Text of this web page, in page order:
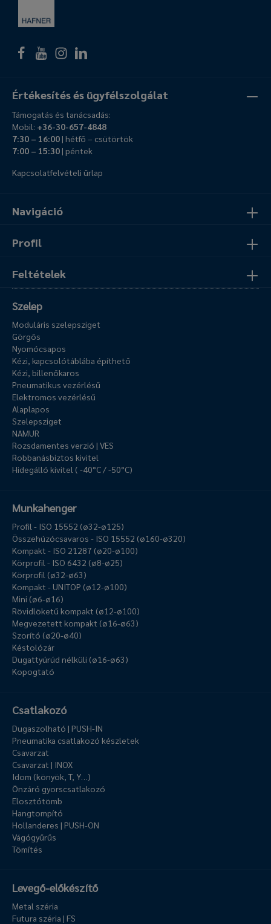
Navigáció
Profil
Feltételek
Értékesítés és ügyfélszolgálat
Támogatás és tanácsadás:
Mobil: +36-30-657-4848
7:30 – 16:00| hétfő – csütörtök
7:00 – 15:30| péntek
Kapcsolatfelvételi űrlap
Szelep
Moduláris szelepsziget
Görgős
Nyomócsapos
Kézi, kapcsolótáblába építhető
Kézi, billenőkaros
Pneumatikus vezérlésű
Elektromos vezérlésű
Alaplapos
Szelepsziget
NAMUR
Rozsdamentes verzió | VES
Robbanásbiztos kivitel
Hidegálló kivitel ( -40°C / -50°C)
Munkahenger
Profil - ISO 15552 (ø32-ø125)
Összehúzócsavaros - ISO 15552 (ø160-ø320)
Kompakt - ISO 21287 (ø20-ø100)
Körprofil - ISO 6432 (ø8-ø25)
Körprofil (ø32-ø63)
Kompakt - UNITOP (ø12-ø100)
Mini (ø6-ø16)
Rövidlöketű kompakt (ø12-ø100)
Megvezetett kompakt (ø16-ø63)
Szorító (ø20-ø40)
Késtolózár
Dugattyúrúd nélküli (ø16-ø63)
Kopogtató
Csatlakozó
Dugaszolható | PUSH-IN
Pneumatika csatlakozó készletek
Csavarzat
Csavarzat | INOX
Idom (könyök, T, Y…)
Önzáró gyorscsatlakozó
Elosztótömb
Hangtompító
Hollanderes | PUSH-ON
Vágógyűrűs
Tömítés
Levegő-előkészítő
Metal széria
Futura széria | FS